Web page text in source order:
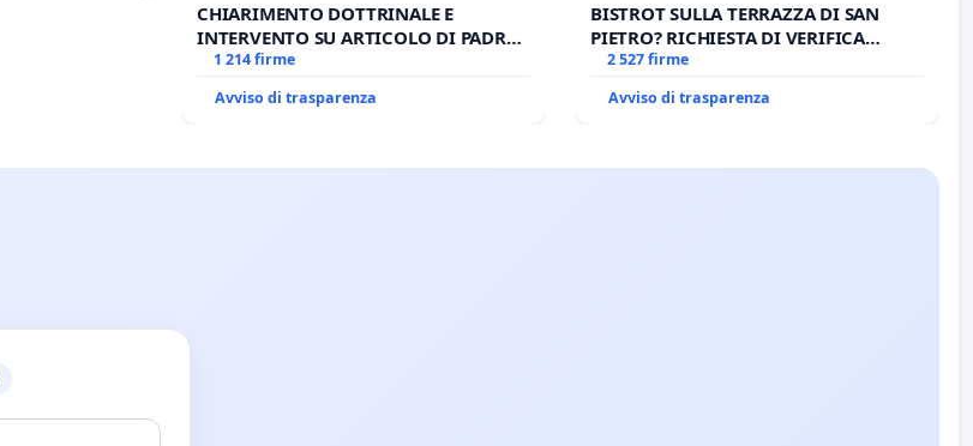
CHIARIMENTO DOTTRINALE E
INTERVENTO SU ARTICOLO DI PADRE
ANTONIO SPADARO
1 214 firme
Avviso di trasparenza
BISTROT SULLA TERRAZZA DI SAN
PIETRO? RICHIESTA DI VERIFICA
CANONICA SULLA GESTIONE DEL
CARD. GAMBETTI
2 527 firme
Avviso di trasparenza